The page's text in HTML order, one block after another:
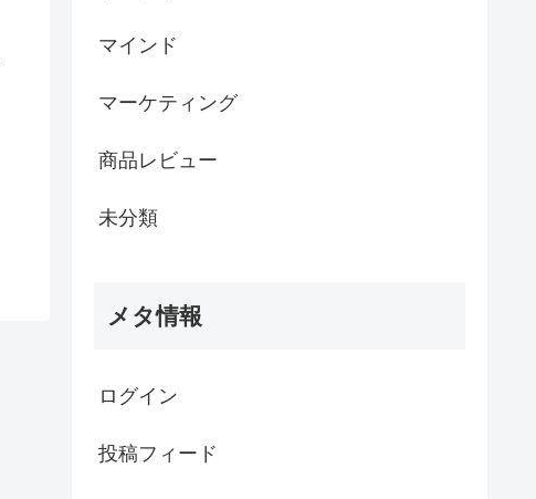
マインド
マーケティング
商品レビュー
未分類
メタ情報
ログイン
投稿フィード